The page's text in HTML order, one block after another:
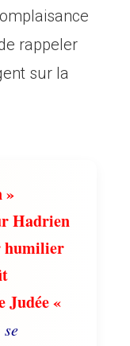
rappeler
sur la
»
Hadrien
humilier
Judée «